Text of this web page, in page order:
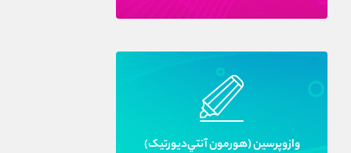
وازوپرسين (هورمون آنتي‌ديورتيک)